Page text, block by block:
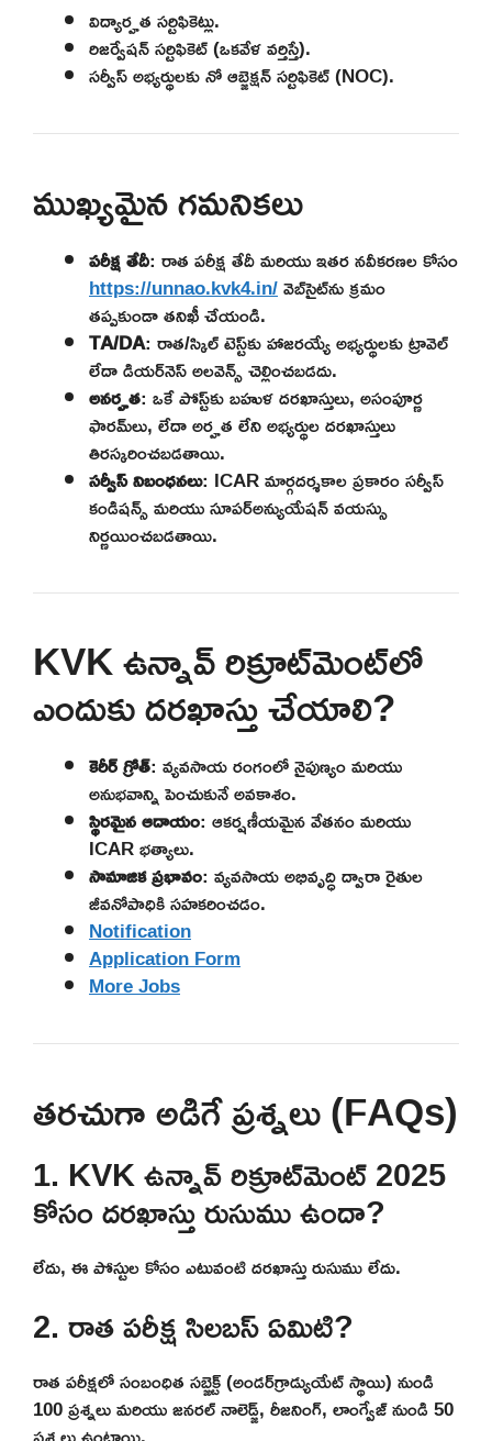
విద్యార్హత సర్టిఫికెట్లు.
రిజర్వేషన్ సర్టిఫికెట్ (ఒకవేళ వర్తిస్తే).
సర్వీస్ అభ్యర్థులకు నో ఆబ్జెక్షన్ సర్టిఫికెట్ (NOC).
ముఖ్యమైన గమనికలు
పరీక్ష తేదీ: రాత పరీక్ష తేదీ మరియు ఇతర నవీకరణల కోసం
https://unnao.kvk4.in/వెబ్‌సైట్‌ను క్రమం
తప్పకుండా తనిఖీ చేయండి.
TA/DA: రాత/స్కిల్ టెస్ట్‌కు హాజరయ్యే అభ్యర్థులకు ట్రావెల్
లేదా డియర్‌నెస్ అలవెన్స్ చెల్లించబడదు.
అనర్హత: ఒకే పోస్ట్‌కు బహుళ దరఖాస్తులు, అసంపూర్ణ
ఫారమ్‌లు, లేదా అర్హత లేని అభ్యర్థుల దరఖాస్తులు
తిరస్కరించబడతాయి.
సర్వీస్ నిబంధనలు: ICAR మార్గదర్శకాల ప్రకారం సర్వీస్
కండిషన్స్ మరియు సూపర్‌అన్యుయేషన్ వయస్సు
నిర్ణయించబడతాయి.
KVK ఉన్నావ్ రిక్రూట్‌మెంట్‌లో
ఎందుకు దరఖాస్తు చేయాలి?
కెరీర్ గ్రోత్: వ్యవసాయ రంగంలో నైపుణ్యం మరియు
అనుభవాన్ని పెంచుకునే అవకాశం.
స్థిరమైన ఆదాయం: ఆకర్షణీయమైన వేతనం మరియు
ICAR భత్యాలు.
సామాజిక ప్రభావం: వ్యవసాయ అభివృద్ధి ద్వారా రైతుల
జీవనోపాధికి సహకరించడం.
Notification
Application Form
More Jobs
తరచుగా అడిగే ప్రశ్నలు (FAQs)
1. KVK ఉన్నావ్ రిక్రూట్‌మెంట్ 2025
కోసం దరఖాస్తు రుసుము ఉందా?
లేదు, ఈ పోస్టుల కోసం ఎటువంటి దరఖాస్తు రుసుము లేదు.
2. రాత పరీక్ష సిలబస్ ఏమిటి?
రాత పరీక్షలో సంబంధిత సబ్జెక్ట్ (అండర్‌గ్రాడ్యుయేట్ స్థాయి) నుండి
100 ప్రశ్నలు మరియు జనరల్ నాలెడ్జ్, రీజనింగ్, లాంగ్వేజ్ నుండి 50